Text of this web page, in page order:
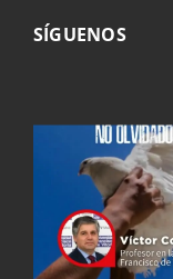
SÍGUENOS